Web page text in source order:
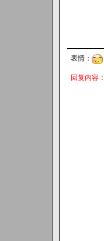
表情：
回复内容：